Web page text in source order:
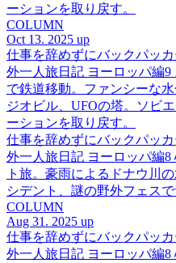
ーションを取り戻す。
COLUMN
Oct 13. 2025 up
仕事を辞めずにバックパッ
外一人旅日記 ヨーロッパ編
で鉄道移動。ファンシーな
ジオビル、UFOの塔。ソビ
ーションを取り戻す。
仕事を辞めずにバックパッ
外一人旅日記 ヨーロッパ編
ト旅。豪雨によるドナウ川
シデント、謎の野外フェスで
COLUMN
Aug 31. 2025 up
仕事を辞めずにバックパッ
外一人旅日記 ヨーロッパ編